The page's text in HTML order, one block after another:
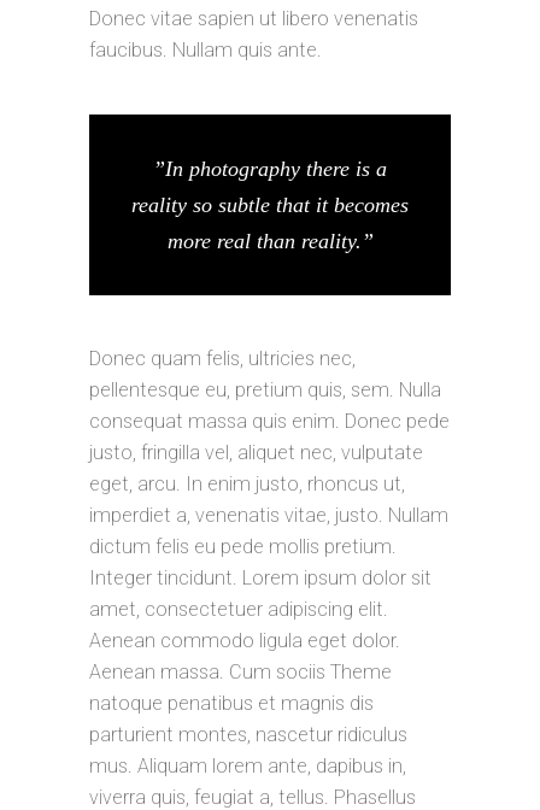
Donec vitae sapien ut libero venenatis
faucibus. Nullam quis ante.
”In photography there is a
reality so subtle that it becomes
more real than reality.”
Donec quam felis, ultricies nec,
pellentesque eu, pretium quis, sem. Nulla
consequat massa quis enim. Donec pede
justo, fringilla vel, aliquet nec, vulputate
eget, arcu. In enim justo, rhoncus ut,
imperdiet a, venenatis vitae, justo. Nullam
dictum felis eu pede mollis pretium.
Integer tincidunt. Lorem ipsum dolor sit
amet, consectetuer adipiscing elit.
Aenean commodo ligula eget dolor.
Aenean massa. Cum sociis Theme
natoque penatibus et magnis dis
parturient montes, nascetur ridiculus
mus. Aliquam lorem ante, dapibus in,
viverra quis, feugiat a, tellus. Phasellus